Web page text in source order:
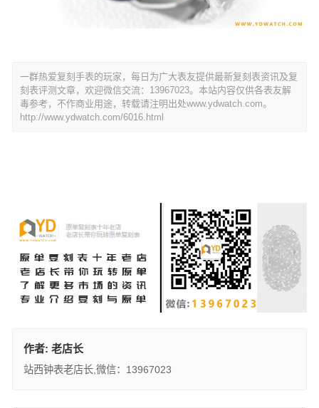
一群热爱复刻手表的玩家，每日为广大表友提供最新复刻表资讯及复
刻表评测文章，欢迎微信交流：13967023。本站内容仅供各表友解
毒参考，不作商业用途，转载请注明出处www.ydwatch.com。
http://www.ydwatch.com/6016.html
作者: 老店长
站西钟表老店长,微信：13967023